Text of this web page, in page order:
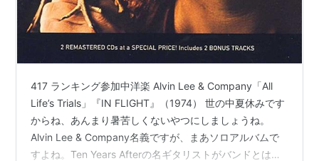
417 ランキング参加中洋楽 Alvin Lee & Company「All
Life’s Trials」『IN FLIGHT』（1974） 世の中夏休みです
からね、あんまり暑苦しくないやつにしましょうね。
Alvin Lee & Company名義ですが、まあソロアルバムで
すよね。Ten Years Afterの名ギタリストがバンドとは別